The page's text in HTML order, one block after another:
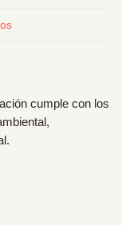
cumple con los